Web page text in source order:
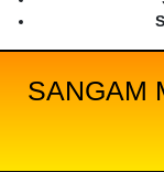
SANGAM